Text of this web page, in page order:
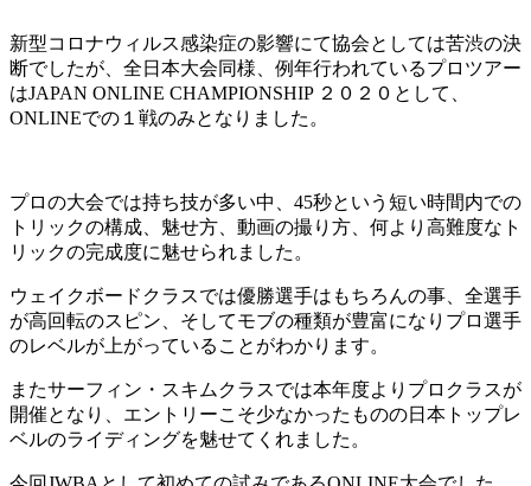
新型コロナウィルス感染症の影響にて協会としては苦渋の決
断でしたが、全日本大会同様、例年行われているプロツアー
はJAPAN ONLINE CHAMPIONSHIP ２０２０として、
ONLINEでの１戦のみとなりました。
プロの大会では持ち技が多い中、45秒という短い時間内での
トリックの構成、魅せ方、動画の撮り方、何より高難度なト
リックの完成度に魅せられました。
ウェイクボードクラスでは優勝選手はもちろんの事、全選手
が高回転のスピン、そしてモブの種類が豊富になりプロ選手
のレベルが上がっていることがわかります。
またサーフィン・スキムクラスでは本年度よりプロクラスが
開催となり、エントリーこそ少なかったものの日本トップレ
ベルのライディングを魅せてくれました。